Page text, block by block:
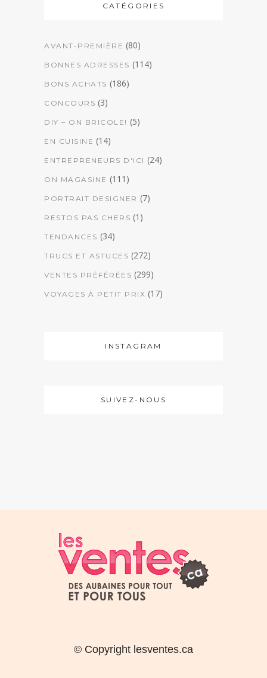
CATÉGORIES
AVANT-PREMIÈRE (80)
BONNES ADRESSES (114)
BONS ACHATS (186)
CONCOURS (3)
DIY – ON BRICOLE! (5)
EN CUISINE (14)
ENTREPRENEURS D'ICI (24)
ON MAGASINE (111)
PORTRAIT DESIGNER (7)
RESTOS PAS CHERS (1)
TENDANCES (34)
TRUCS ET ASTUCES (272)
VENTES PRÉFÉRÉES (299)
VOYAGES À PETIT PRIX (17)
INSTAGRAM
SUIVEZ-NOUS
© Copyright lesventes.ca